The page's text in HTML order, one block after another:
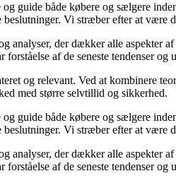
guide både købere og sælgere
Vi stræber efter at
analyser, der dækker alle aspekter
af de seneste tendenser og
og relevant. Ved at kombinere
med større selvtillid og sikkerhed.
guide både købere og sælgere
Vi stræber efter at
analyser, der dækker alle aspekter
af de seneste tendenser og